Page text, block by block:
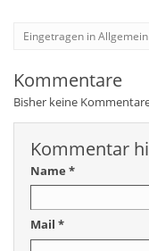
Eingetragen in Allgemein
Kommentare
Bisher keine
Kommentar
Name *
Mail *